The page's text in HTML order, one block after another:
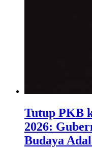
Tutup PKB
2026:
Budaya